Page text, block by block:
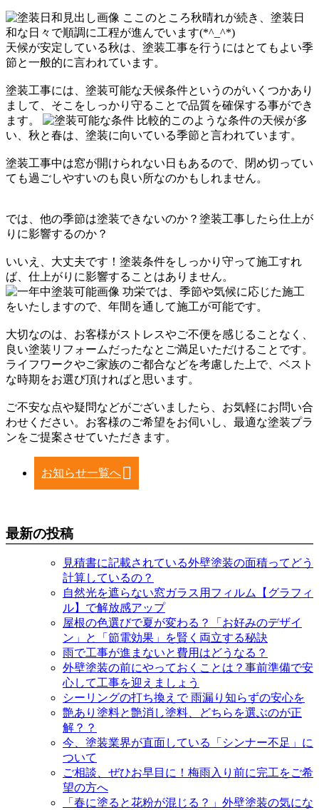
ここのところ秋晴れが続き、塗装日
和な日々で順調に工程が進んでいます(*^_^*)
天候が安定している秋は、塗装工事を行うにはとてもよい季
節と一般的に言われています。
塗装工事には、塗装可能な天候条件というのがいくつかあり
まして、そこをしっかり守ることで品質を確保する事ができ
ます。
比較的このような条件の天候が多
い、秋と春は、塗装に向いている季節と言われています。
塗装工事中は窓が開けられない日もあるので、閉め切ってい
ても過ごしやすいのも良い所なのかもしれません。
では、他の季節は塗装できないのか？塗装工事したら仕上が
りに影響するのか？
いいえ、大丈夫です！塗装条件をしっかり守って施工すれ
ば、仕上がりに影響することはありません。
功栄では、季節や気候に応じた施工
をいたしますので、年間を通して施工が可能です。
大切なのは、お客様がストレスやご不便を感じることなく、
良い塗装リフォームだったなとご満足いただけることです。
ライフワークやご家族のご都合などを考慮した上で、ベスト
な時期をお選び頂ければと思います。
ご不安な点や疑問などがございましたら、お気軽にお問い合
わせください。お客様のご希望をお伺いし、最適な塗装プラ
ンをご提案させていただきます。
お知らせ一覧へ
最新の投稿
見積書に記載されている外壁塗装の面積ってどう
計算しているの？
自然光を遮らない窓ガラス用フィルム【グラフィ
ル】で解放感アップ
屋根の色選びで夏が変わる？「お好みのデザイ
ン」と「節電効果」を賢く両立する秘訣
雨で工事が進まないと費用はどうなる？
外壁塗装の前にやっておくことは？事前準備で安
心して工事を迎えましょう
シーリングの打ち換えで 雨漏り知らずの安心を
艶あり塗料と艶消し塗料、どちらを選ぶのが正
解？？
今、塗装業界が直面している「シンナー不足」に
ついて
ご相談、ぜひお早目に！梅雨入り前に完工をご希
望の方へ
「春に塗ると花粉が混じる？」外壁塗装の気にな